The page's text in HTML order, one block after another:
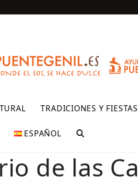
TRADICIONES Y FIESTAS
ESPAÑOL
de las